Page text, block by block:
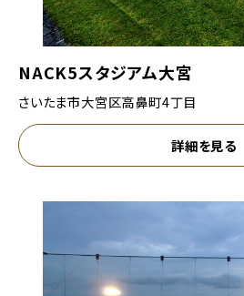
NACK5スタジアム大宮
さいたま市大宮区高鼻町4丁目
詳細を見る